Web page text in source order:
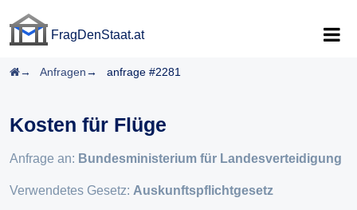
FragDenStaat.at
Startseite
Anfragen anfrage #2281
Kosten für Flüge
Anfrage an: Bundesministerium für Landesverteidigung
Verwendetes Gesetz: Auskunftspflichtgesetz